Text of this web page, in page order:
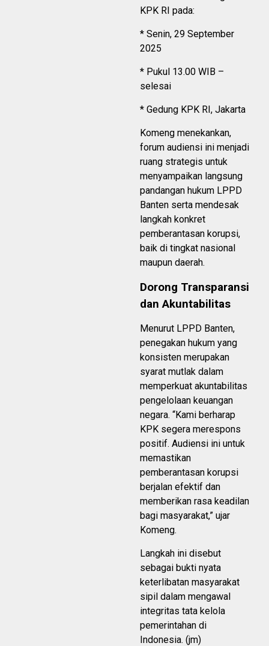
KPK RI pada:
* Senin, 29 September
2025
* Pukul 13.00 WIB –
selesai
* Gedung KPK RI, Jakarta
Komeng menekankan,
forum audiensi ini menjadi
ruang strategis untuk
menyampaikan langsung
pandangan hukum LPPD
Banten serta mendesak
langkah konkret
pemberantasan korupsi,
baik di tingkat nasional
maupun daerah.
Dorong Transparansi
dan Akuntabilitas
Menurut LPPD Banten,
penegakan hukum yang
konsisten merupakan
syarat mutlak dalam
memperkuat akuntabilitas
pengelolaan keuangan
negara. “Kami berharap
KPK segera merespons
positif. Audiensi ini untuk
memastikan
pemberantasan korupsi
berjalan efektif dan
memberikan rasa keadilan
bagi masyarakat,” ujar
Komeng.
Langkah ini disebut
sebagai bukti nyata
keterlibatan masyarakat
sipil dalam mengawal
integritas tata kelola
pemerintahan di
Indonesia. (jm)